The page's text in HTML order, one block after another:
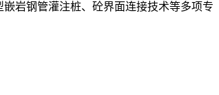
岩钢管灌注桩、砼界面连接技术等多项专